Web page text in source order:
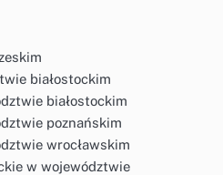
białostockim
białostockim
poznańskim
wrocławskim
w województwie